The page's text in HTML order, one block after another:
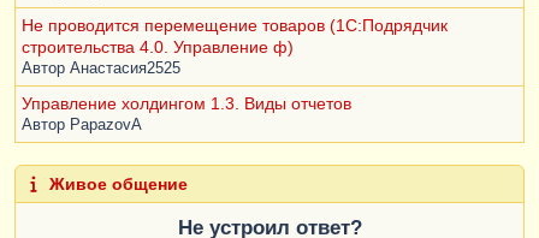
Не проводится перемещение товаров (1С:Подрядчик
строительства 4.0. Управление ф)
Автор Анастасия2525
Управление холдингом 1.3. Виды отчетов
Автор PapazovA
Живое общение
Не устроил ответ?